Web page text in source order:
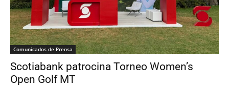
Comunicados de Prensa
Scotiabank patrocina Torneo Women’s
Open Golf MT